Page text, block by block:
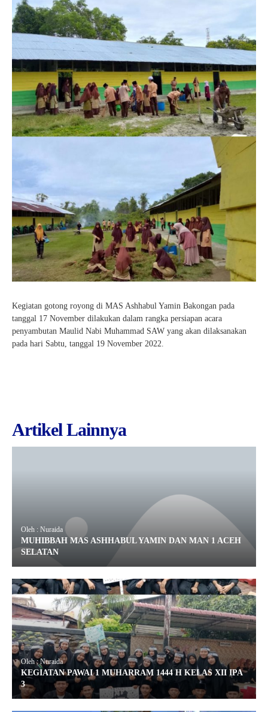
Kegiatan gotong royong di MAS Ashhabul Yamin Bakongan pada
tanggal 17 November dilakukan dalam rangka persiapan acara
penyambutan Maulid Nabi Muhammad SAW yang akan dilaksanakan
pada hari Sabtu, tanggal 19 November 2022.
Artikel Lainnya
Oleh : Nuraida
MUHIBBAH MAS ASHHABUL YAMIN DAN MAN 1 ACEH
SELATAN
Oleh : Nuraida
KEGIATAN PAWAI 1 MUHARRAM 1444 H KELAS XII IPA
3